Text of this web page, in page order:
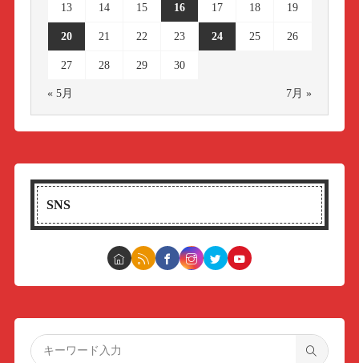
13 14 15 16 17 18 19
20 21 22 23 24 25 26
27 28 29 30
« 5月 7月 »
SNS